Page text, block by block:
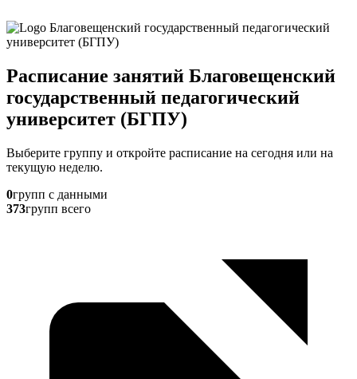
Расписание занятий Благовещенский
государственный педагогический
университет (БГПУ)
Выберите группу и откройте расписание на сегодня или на
текущую неделю.
0групп с данными
373групп всего